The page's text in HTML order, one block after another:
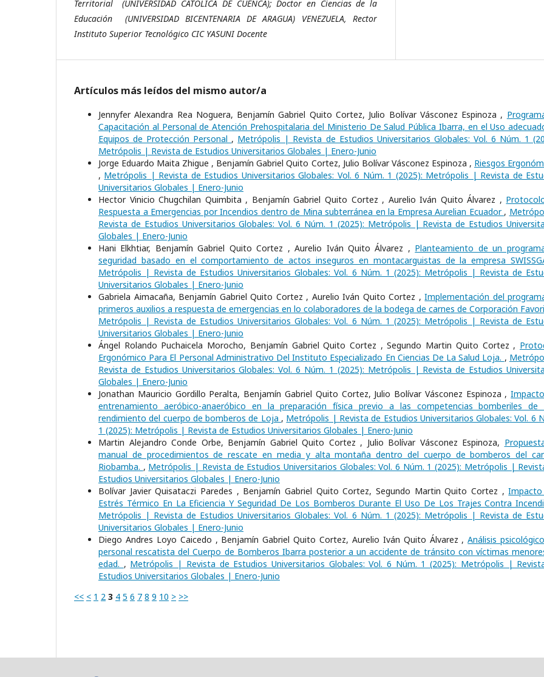
Territorial (UNIVERSIDAD CATOLICA DE CUENCA); Doctor en Ciencias de la
Educación (UNIVERSIDAD BICENTENARIA DE ARAGUA) VENEZUELA, Rector
Instituto Superior Tecnológico CIC YASUNI Docente
Artículos más leídos del mismo autor/a
Jennyfer Alexandra Rea Noguera, Benjamín Gabriel Quito Cortez, Julio Bolívar Vásconez Espinoza ,
Capacitación al Personal de Atención Prehospitalaria del Ministerio De Salud Pública Ibarra, en el Uso
Equipos de Protección Personal , Metrópolis | Revista de Estudios Universitarios Globales: Vol. 6 Núm. 1
Metrópolis | Revista de Estudios Universitarios Globales | Enero-Junio
Jorge Eduardo Maita Zhigue , Benjamín Gabriel Quito Cortez, Julio Bolívar Vásconez Espinoza , Riesgos
, Metrópolis | Revista de Estudios Universitarios Globales: Vol. 6 Núm. 1 (2025): Metrópolis | Revista de
Universitarios Globales | Enero-Junio
Hector Vinicio Chugchilan Quimbita , Benjamín Gabriel Quito Cortez , Aurelio Iván Quito Álvarez ,
Respuesta a Emergencias por Incendios dentro de Mina subterránea en la Empresa Aurelian Ecuador ,
Revista de Estudios Universitarios Globales: Vol. 6 Núm. 1 (2025): Metrópolis | Revista de Estudios
Globales | Enero-Junio
Hani Elkhtiar, Benjamín Gabriel Quito Cortez , Aurelio Iván Quito Álvarez , Planteamiento de un
seguridad basado en el comportamiento de actos inseguros en montacarguistas de la empresa
Metrópolis | Revista de Estudios Universitarios Globales: Vol. 6 Núm. 1 (2025): Metrópolis | Revista de
Universitarios Globales | Enero-Junio
Gabriela Aimacaña, Benjamín Gabriel Quito Cortez , Aurelio Iván Quito Cortez ,Implementación del
primeros auxilios a respuesta de emergencias en lo colaboradores de la bodega de carnes de Corporación
Metrópolis | Revista de Estudios Universitarios Globales: Vol. 6 Núm. 1 (2025): Metrópolis | Revista de
Universitarios Globales | Enero-Junio
Ángel Rolando Puchaicela Morocho, Benjamín Gabriel Quito Cortez , Segundo Martin Quito Cortez ,
Ergonómico Para El Personal Administrativo Del Instituto Especializado En Ciencias De La Salud Loja. ,
Revista de Estudios Universitarios Globales: Vol. 6 Núm. 1 (2025): Metrópolis | Revista de Estudios
Globales | Enero-Junio
Jonathan Mauricio Gordillo Peralta, Benjamín Gabriel Quito Cortez, Julio Bolívar Vásconez Espinoza ,
entrenamiento aeróbico-anaeróbico en la preparación física previo a las competencias bomberiles de
rendimiento del cuerpo de bomberos de Loja , Metrópolis | Revista de Estudios Universitarios Globales: Vol. 6
1 (2025): Metrópolis | Revista de Estudios Universitarios Globales | Enero-Junio
Martin Alejandro Conde Orbe, Benjamín Gabriel Quito Cortez , Julio Bolívar Vásconez Espinoza,
manual de procedimientos de rescate en media y alta montaña dentro del cuerpo de bomberos del
Riobamba. , Metrópolis | Revista de Estudios Universitarios Globales: Vol. 6 Núm. 1 (2025): Metrópolis |
Estudios Universitarios Globales | Enero-Junio
Bolívar Javier Quisataczi Paredes , Benjamín Gabriel Quito Cortez, Segundo Martin Quito Cortez ,
Estrés Térmico En La Eficiencia Y Seguridad De Los Bomberos Durante El Uso De Los Trajes Contra
Metrópolis | Revista de Estudios Universitarios Globales: Vol. 6 Núm. 1 (2025): Metrópolis | Revista de
Universitarios Globales | Enero-Junio
Diego Andres Loyo Caicedo , Benjamín Gabriel Quito Cortez, Aurelio Iván Quito Álvarez ,Análisis
personal rescatista del Cuerpo de Bomberos Ibarra posterior a un accidente de tránsito con víctimas
edad. , Metrópolis | Revista de Estudios Universitarios Globales: Vol. 6 Núm. 1 (2025): Metrópolis |
Estudios Universitarios Globales | Enero-Junio
<< < 1 2 3 4 5 6 7 8 9 10 > >>